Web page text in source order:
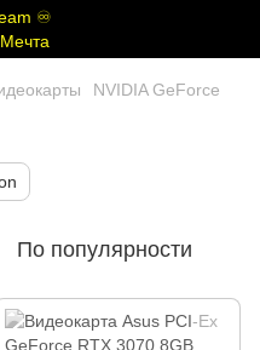
NVIDIA GeForce
По популярности